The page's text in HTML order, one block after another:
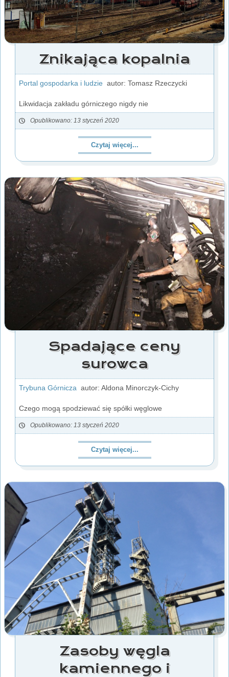
Znikająca kopalnia
Portal gospodarka i ludzie autor: Tomasz Rzeczycki
Likwidacja zakładu górniczego nigdy nie
Opublikowano: 13 styczeń 2020
Czytaj więcej...
Spadające ceny
surowca
Trybuna Górnicza autor: Aldona Minorczyk-Cichy
Czego mogą spodziewać się spółki węglowe
Opublikowano: 13 styczeń 2020
Czytaj więcej...
Zasoby węgla
kamiennego i